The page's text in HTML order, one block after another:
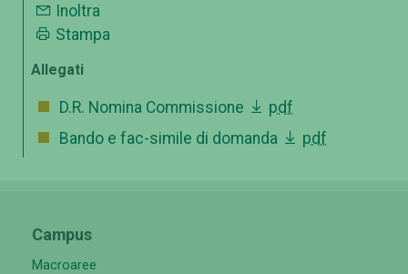
Inoltra
Stampa
Allegati
D.R. Nomina Commissione
pdf
Bando e fac-simile di domanda
pdf
Campus
Macroaree